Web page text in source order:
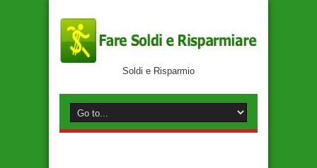
Soldi e Risparmio